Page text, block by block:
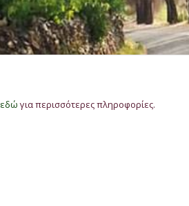
εδώγια περισσότερες πληροφορίες.